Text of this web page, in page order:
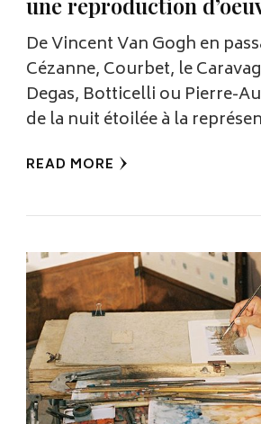
De Vincent Van Gogh en
Cézanne, Courbet, le
Degas, Botticelli ou Pierre-
de la nuit étoilée à la
READ MORE